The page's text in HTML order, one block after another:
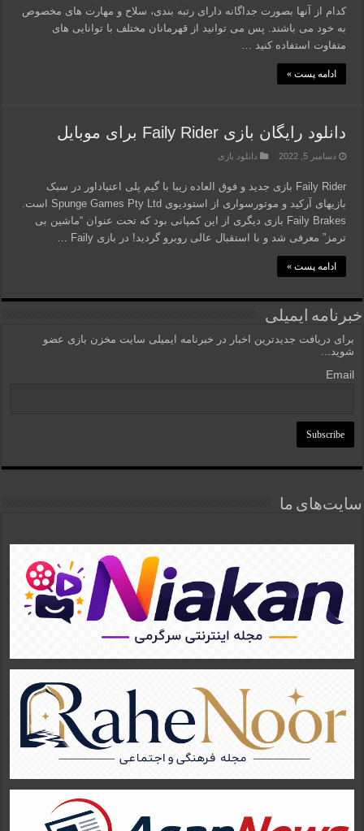
کدام از آنها بصورت جداگانه دارای رتبه بندی، سلاح و مهارت های مخصوص
به خود می باشند. پس می توانید از قهرمانان مختلف با توانایی های
متفاوت استفاده کنید …
ادامه پست »
دانلود رایگان بازی Faily Rider برای موبایل
دسامبر 5, 2022 دانلود بازی
Faily Rider بازی جدید و فوق العاده زیبا با گیم پلی اعتیاداور در سبک
بازیهای آرکید و موتورسواری از استودیوی Spunge Games Pty Ltd است.
Faily Brakes بازی دیگری از این کمپانی بود که تحت عنوان “ماشین بی
ترمز” معرفی شد و با استقبال عالی روبرو گردید! در بازی Faily …
ادامه پست »
خبرنامه ایمیلی
برای دریافت جدیدترین اخبار در خبرنامه ایمیلی سایت مخزن بازی عضو
شوید...
Email
سایت‌های ما